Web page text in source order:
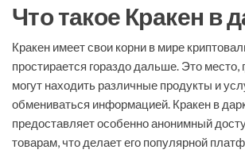
Что такое Кракен в
Кракен имеет свои корни в мире
простирается гораздо дальше. Это место,
могут находить различные продукты и
обмениваться информацией. Кракен в
предоставляет особенно анонимный
товарам, что делает его популярной